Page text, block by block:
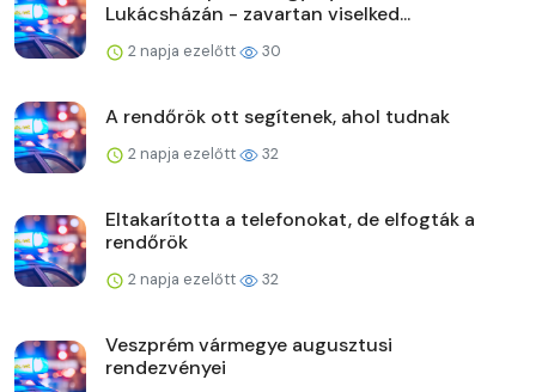
Lukácsházán - zavartan viselked...
2 napja ezelőtt 30
A rendőrök ott segítenek, ahol tudnak
2 napja ezelőtt 32
Eltakarította a telefonokat, de elfogták a
rendőrök
2 napja ezelőtt 32
Veszprém vármegye augusztusi
rendezvényei